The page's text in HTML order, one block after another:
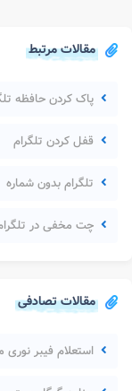
مقالات مرتبط
پاک کردن حافظه
قفل کردن تلگرام
تلگرام بدون شماره
چت مخفی در
مقالات تصادفی
استعلام فیبر نوری